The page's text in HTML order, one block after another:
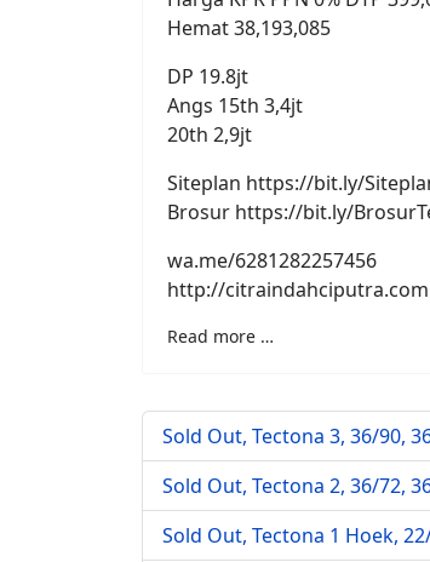
Hemat 38,193,085
DP 19.8jt
Angs 15th 3,4jt
20th 2,9jt
Siteplan https://bit.ly/
Brosur https://bit.ly/
wa.me/6281282257456
http://citraindahciputra.com
Read more …
Sold Out, Tectona 3, 36/90,
Sold Out, Tectona 2, 36/72,
Sold Out, Tectona 1 Hoek,